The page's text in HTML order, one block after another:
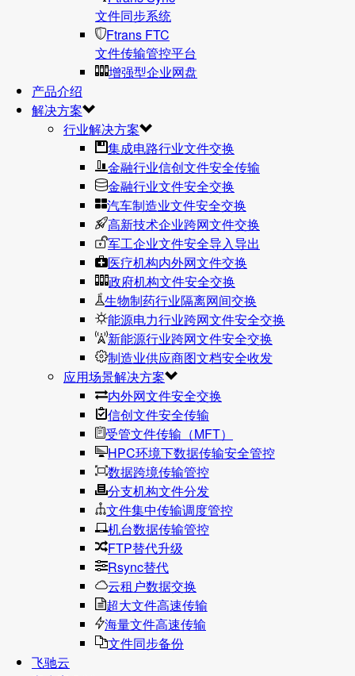
文件同步系统
Ftrans FTC
文件传输管控平台
增强型企业网盘
产品介绍
解决方案
行业解决方案
集成电路行业文件交换
金融行业信创文件安全传输
金融行业文件安全交换
汽车制造业文件安全交换
高新技术企业跨网文件交换
军工企业文件安全导入导出
医疗机构内外网文件交换
政府机构文件安全交换
生物制药行业隔离网间交换
能源电力行业跨网文件安全交换
新能源行业跨网文件安全交换
制造业供应商图文档安全收发
应用场景解决方案
内外网文件安全交换
信创文件安全传输
受管文件传输（MFT）
HPC环境下数据传输安全管控
数据跨境传输管控
分支机构文件分发
文件集中传输调度管控
机台数据传输管控
FTP替代升级
Rsync替代
云租户数据交换
超大文件高速传输
海量文件高速传输
文件同步备份
飞驰云